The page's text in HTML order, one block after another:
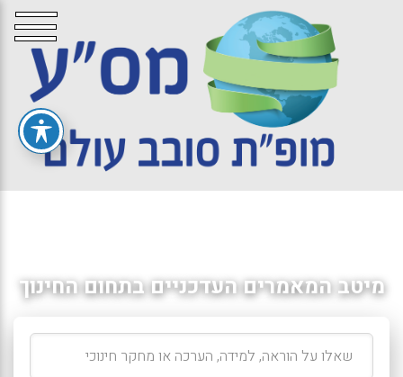
מיטב המאמרים העדכניים בתחום החינוך